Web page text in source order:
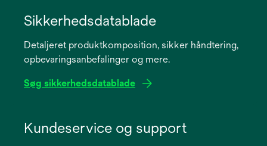
new
Sikkerhedsdatablade
Detaljeret produktkomposition, sikker håndtering,
opbevaringsanbefalinger og mere.
Søg sikkerhedsdatablade
Kundeservice og support